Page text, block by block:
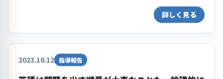
詳しく見る
2023.10.12 指導報告